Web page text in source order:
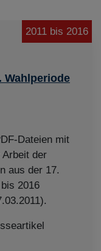
Wahlperiode
2011 bis 2016
Dateien mit
Arbeit der
aus der 17.
2016